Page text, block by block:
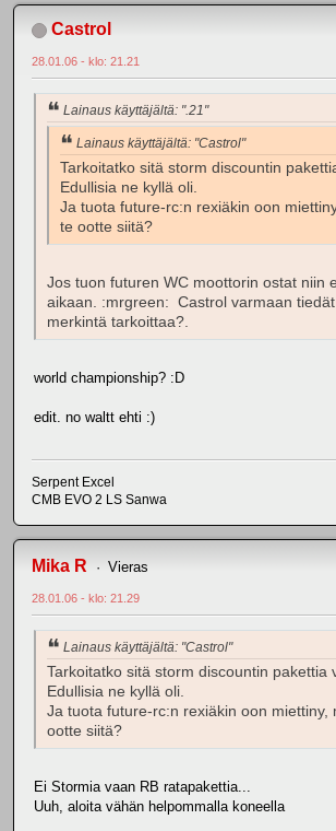
Castrol
28.01.06 - klo: 21.21
Lainaus käyttäjältä: ".21"
Lainaus käyttäjältä: "Castrol"
Tarkoitatko sitä storm discountin
Edullisia ne kyllä oli.
Ja tuota future-rc:n rexiäkin oon
te ootte siitä?
Jos tuon futuren WC moottorin ostat niin
aikaan. :mrgreen: Castrol varmaan
merkintä tarkoittaa?.
world championship? :D
edit. no waltt ehti :)
Serpent Excel
CMB EVO 2 LS Sanwa
Mika R Vieras
28.01.06 - klo: 21.29
Lainaus käyttäjältä: "Castrol"
Tarkoitatko sitä storm discountin pakettia
Edullisia ne kyllä oli.
Ja tuota future-rc:n rexiäkin oon miettiny,
ootte siitä?
Ei Stormia vaan RB ratapakettia...
Uuh, aloita vähän helpommalla koneella